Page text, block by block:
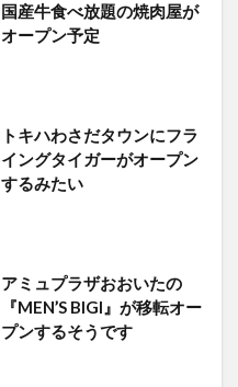
国産牛食べ放題の焼肉屋が
オープン予定
トキハわさだタウンにフラ
イングタイガーがオープン
するみたい
アミュプラザおおいたの
『MEN’S BIGI』が移転オー
プンするそうです